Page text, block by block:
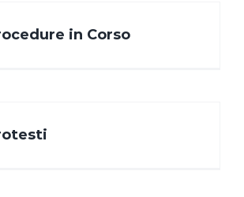
in Corso